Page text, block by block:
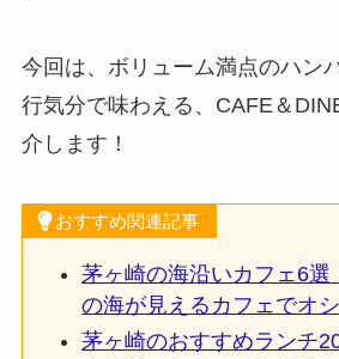
今回は、ボリューム満点のハン
行気分で味わえる、CAFE＆
介します！
おすすめ関連記事
茅ヶ崎の海沿いカフェ6選
の海が見えるカフェでオ
茅ヶ崎のおすすめランチ